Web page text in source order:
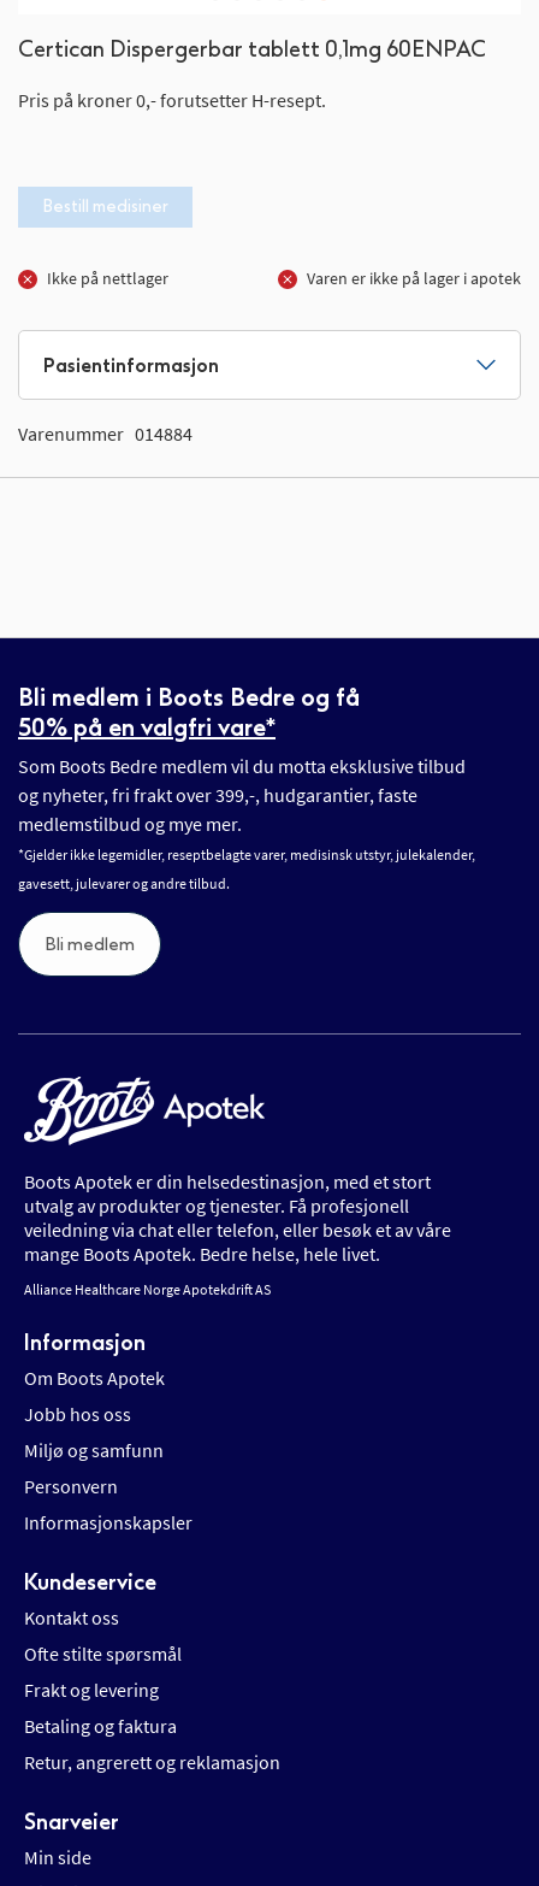
Certican Dispergerbar tablett 0,1mg 60ENPAC
Pris på kroner 0,- forutsetter H-resept.
Bestill medisiner
Ikke på nettlager Varen er ikke på lager i apotek
til
av
Pasientinformasjon
Varenummer 014884
Bli medlem i Boots Bedre og få
50% på en valgfri vare*
Som Boots Bedre medlem vil du motta eksklusive tilbud
og nyheter, fri frakt over 399,-, hudgarantier, faste
medlemstilbud og mye mer.
*Gjelder ikke legemidler, reseptbelagte varer, medisinsk utstyr, julekalender,
gavesett, julevarer og andre tilbud.
Bli medlem
Boots Apotek er din helsedestinasjon, med et stort
utvalg av produkter og tjenester. Få profesjonell
veiledning via chat eller telefon, eller besøk et av våre
mange Boots Apotek. Bedre helse, hele livet.
Alliance Healthcare Norge Apotekdrift AS
Informasjon
Om Boots Apotek
Jobb hos oss
Miljø og samfunn
Personvern
Informasjonskapsler
Kundeservice
Kontakt oss
Ofte stilte spørsmål
Frakt og levering
Betaling og faktura
Retur, angrerett og reklamasjon
Snarveier
Min side